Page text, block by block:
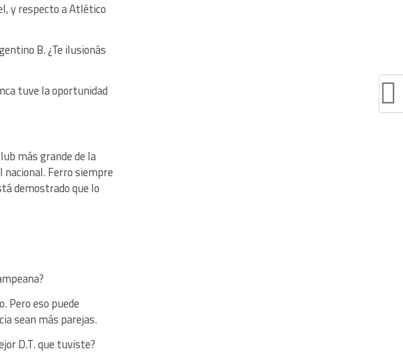
y respecto a Atlético
B. ¿Te ilusionás
tuve la oportunidad
más grande de la
Ferro siempre
demostrado que lo
Pero eso puede
sean más parejas.
D.T. que tuviste?